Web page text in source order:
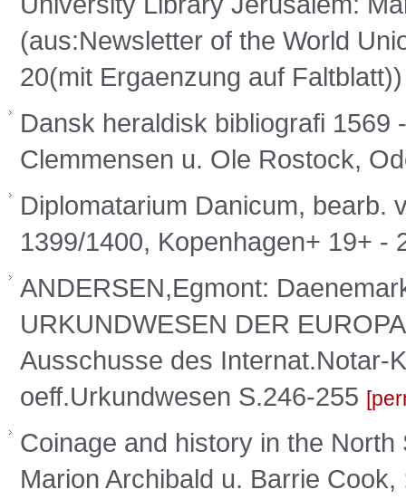
(aus:Newsletter of the World
20(mit Ergaenzung auf
Dansk heraldisk bibliografi 1569
Clemmensen u. Ole Rostock,
Diplomatarium Danicum, bearb.
1399/1400, Kopenhagen+ 19+ -
ANDERSEN,Egmont:
URKUNDWESEN DER
Ausschusse des Internat.Notar-
oeff.Urkundwesen S.246-255
Coinage and history in the
Marion Archibald u. Barrie